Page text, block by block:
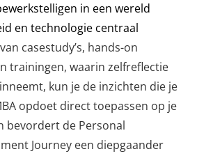
in een wereld
en technologie centraal
casestudy’s, hands-on
trainingen, waarin zelfreflectie
kun je de inzichten die je
opdoet direct toepassen op je
bevordert de Personal
Journey een diepgaander